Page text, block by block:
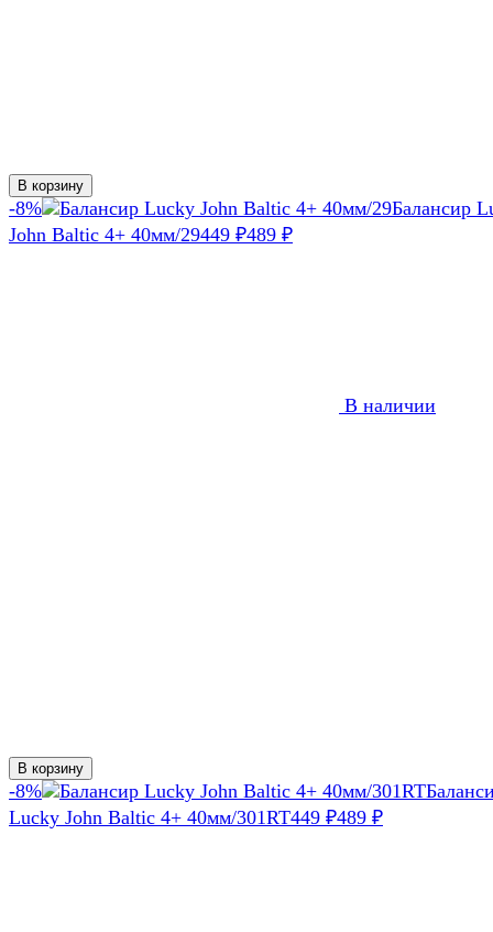
В корзину
-8%
Балансир
John Baltic 4+ 40мм/29449 ₽489 ₽
В наличии
В корзину
-8%
Lucky John Baltic 4+ 40мм/301RT449 ₽489 ₽